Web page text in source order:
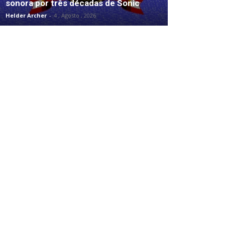
sonora por três décadas de Sonic
Helder Archer - 4 , Agosto , 2026